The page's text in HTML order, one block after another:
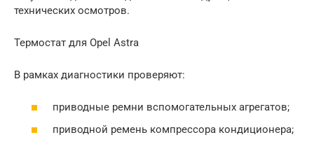
технических осмотров.
Термостат для Opel Astra
В рамках диагностики проверяют:
приводные ремни вспомогательных агрегатов;
приводной ремень компрессора кондиционера;